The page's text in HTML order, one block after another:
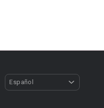
Español